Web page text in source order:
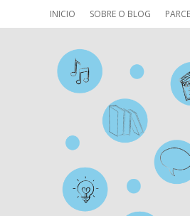
INICIO SOBRE O BLOG